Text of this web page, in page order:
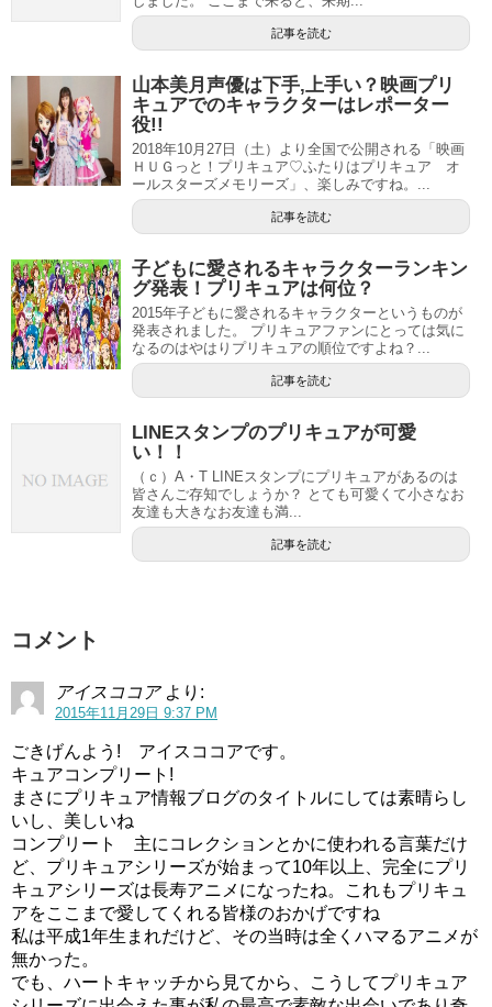
記事を読む
山本美月声優は下手,上手い？映画プリ
キュアでのキャラクターはレポーター
役!!
2018年10月27日（土）より全国で公開される「映画
ＨＵＧっと！プリキュア♡ふたりはプリキュア オ
ールスターズメモリーズ」、楽しみですね。...
記事を読む
子どもに愛されるキャラクターランキン
グ発表！プリキュアは何位？
2015年子どもに愛されるキャラクターというものが
発表されました。 プリキュアファンにとっては気に
なるのはやはりプリキュアの順位ですよね？...
記事を読む
LINEスタンプのプリキュアが可愛
い！！
（ｃ）A・T LINEスタンプにプリキュアがあるのは
皆さんご存知でしょうか？ とても可愛くて小さなお
友達も大きなお友達も満...
記事を読む
コメント
アイスココア より:
2015年11月29日 9:37 PM
ごきげんよう! アイスココアです。
キュアコンプリート!
まさにプリキュア情報ブログのタイトルにしては素晴らし
いし、美しいね
コンプリート 主にコレクションとかに使われる言葉だけ
ど、プリキュアシリーズが始まって10年以上、完全にプリ
キュアシリーズは長寿アニメになったね。これもプリキュ
アをここまで愛してくれる皆様のおかげですね
私は平成1年生まれだけど、その当時は全くハマるアニメが
無かった。
でも、ハートキャッチから見てから、こうしてプリキュア